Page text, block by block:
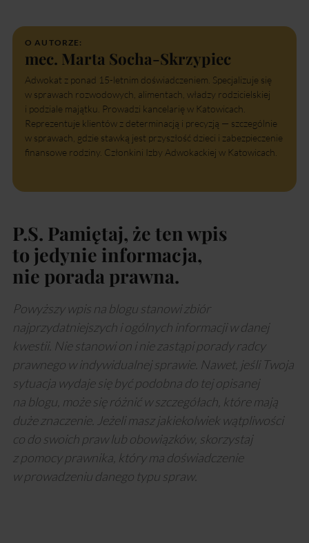
O AUTORZE:
mec. Marta Socha-Skrzypiec
Adwokat z ponad 15-letnim doświadczeniem. Specjalizuje się
w sprawach rozwodowych, alimentach, władzy rodzicielskiej
i podziale majątku. Prowadzi kancelarię w Katowicach.
Reprezentuje klientów z determinacją i precyzją — szczególnie
w sprawach, gdzie stawką jest przyszłość dzieci i zabezpieczenie
finansowe rodziny. Członkini Izby Adwokackiej w Katowicach.
P.S. Pamiętaj, że ten wpis
to jedynie informacja,
nie porada prawna.
Powyższy wpis na blogu stanowi zbiór
najprzydatniejszych i ogólnych informacji w danej
kwestii. Nie stanowi on i nie zastąpi porady radcy
prawnego w indywidualnej sprawie. Nawet, jeśli Twoja
sytuacja wydaje się być podobna do tej opisanej
na blogu, może się różnić w szczegółach, które mają
duże znaczenie. Jeżeli masz jakiekolwiek wątpliwości
co do swoich praw lub obowiązków, skorzystaj
z pomocy prawnika, który ma doświadczenie
w prowadzeniu danego typu spraw.